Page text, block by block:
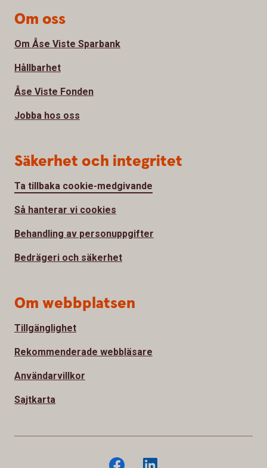
Om oss
Om Åse Viste Sparbank
Hållbarhet
Åse Viste Fonden
Jobba hos oss
Säkerhet och integritet
Ta tillbaka cookie-medgivande
Så hanterar vi cookies
Behandling av personuppgifter
Bedrägeri och säkerhet
Om webbplatsen
Tillgänglighet
Rekommenderade webbläsare
Användarvillkor
Sajtkarta